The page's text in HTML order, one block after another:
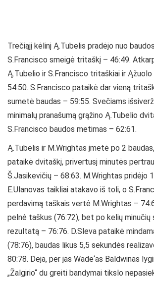
Trečiąjį kėlinį Ą.Tubelis pradėjo nuo
S.Francisco smeigė tritaškį – 46:49.
Ą.Tubelio ir S.Francisco tritaškiai ir
54:50. S.Francisco pataikė dar vieną
sumetė baudas – 59:55. Svečiams
minimalų pranašumą grąžino Ą.Tubelio
S.Francisco baudos metimas – 62:61.
Ą.Tubelis ir M.Wrightas įmetė po 2
pataikė dvitaškį, privertusį minutės
Š.Jasikevičių – 68:63. M.Wrightas pridėjo
E.Ulanovas taikliai atakavo iš toli, o
perdavimą taškais vertė M.Wrightas –
pelnė taškus (76:72), bet po kelių minučių
rezultatą – 76:76. D.Sleva pataikė
(78:76), baudas likus 5,5 sekundės
80:78. Deja, per jas Wade‘as Baldwinas
„Žalgirio“ du greiti bandymai tikslo